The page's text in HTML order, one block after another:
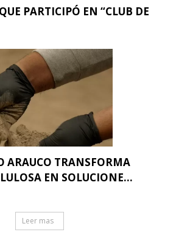
PARTICIPÓ EN “CLUB DE
ARAUCO TRANSFORMA
EN SOLUCIONE...
Leer mas